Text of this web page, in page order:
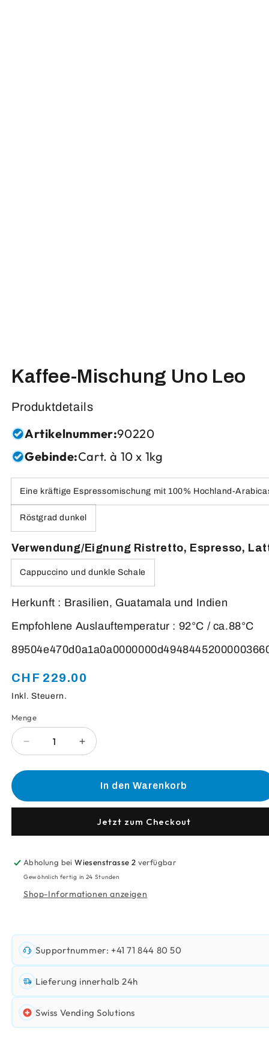
Kaffee-Mischung Uno Leo
Produktdetails
Artikelnummer:90220
Gebinde:Cart. à 10 x 1kg
Eine kräftige Espressomischung mit 100% Hochland-
Röstgrad dunkel
Verwendung/Eignung Ristretto, Espresso,
Cappuccino und dunkle Schale
Herkunft : Brasilien, Guatamala und Indien
Empfohlene Auslauftemperatur : 92°C / ca.88°C
Normaler
Preis
CHF 229.00
Inkl. Steuern.
Anzahl
Menge
Verringere
die
Menge
Mischung
Leo
Erhöhe
die
Menge
Mischung
Uno
Leo
In den Warenkorb
Jetzt zum Checkout
Abholung beiWiesenstrasse 2 verfügbar
Gewöhnlich fertig in 24 Stunden
Shop-Informationen anzeigen
Supportnummer: +41 71 844 80 50
Lieferung innerhalb 24h
Swiss Vending Solutions